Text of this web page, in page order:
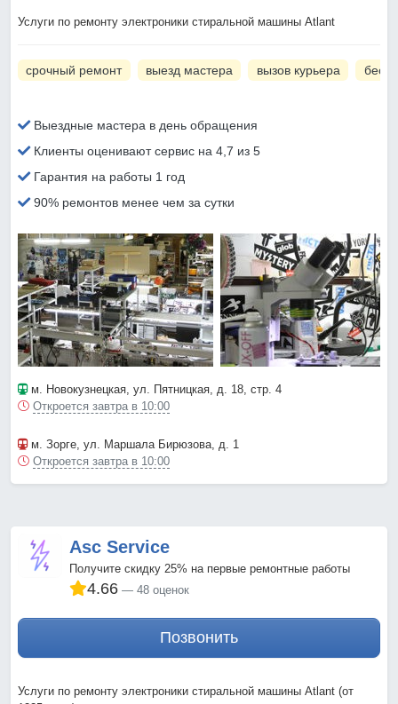
Услуги по ремонту электроники стиральной машины Atlant
срочный ремонт выезд мастера вызов курьера
Выездные мастера в день обращения
Клиенты оценивают сервис на 4,7 из 5
Гарантия на работы 1 год
90% ремонтов менее чем за сутки
м. Новокузнецкая, ул. Пятницкая, д. 18, стр. 4
Откроется завтра в 10:00
м. Зорге, ул. Маршала Бирюзова, д. 1
Откроется завтра в 10:00
Asc Service
Получите скидку 25% на первые ремонтные работы
4.66 48 оценок
Позвонить
Услуги по ремонту электроники стиральной машины Atlant (от